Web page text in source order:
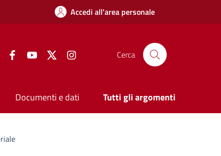
Accedi all'area personale
FacebookYouTube Twitter Cerca
Documenti e dati Tutti gli argomenti